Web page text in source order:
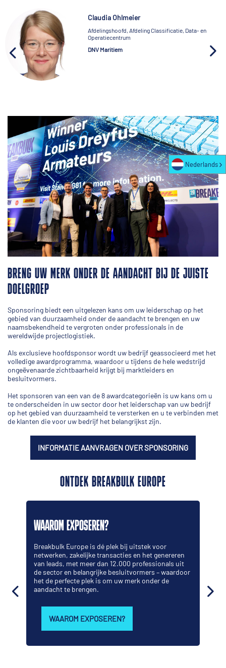
Claudia Ohlmeier
Afdelingshoofd, Afdeling Classificatie, Data- en
Operatiecentrum
DNV Maritiem
BRENG UW MERK ONDER DE AANDACHT BIJ DE JUISTE
DOELGROEP
Sponsoring biedt een uitgelezen kans om uw leiderschap op het
gebied van duurzaamheid onder de aandacht te brengen en uw
naamsbekendheid te vergroten onder professionals in de
wereldwijde projectlogistiek.
Als exclusieve hoofdsponsor wordt uw bedrijf geassocieerd met het
volledige awardprogramma, waardoor u tijdens de hele wedstrijd
ongeëvenaarde zichtbaarheid krijgt bij marktleiders en
besluitvormers.
Het sponsoren van een van de 8 awardcategorieën is uw kans om u
te onderscheiden in uw sector door het leiderschap van uw bedrijf
op het gebied van duurzaamheid te versterken en u te verbinden met
de klanten die voor uw bedrijf het belangrijkst zijn.
INFORMATIE AANVRAGEN OVER SPONSORING
ONTDEK BREAKBULK EUROPE
WAAROM EXPOSEREN?
Breakbulk Europe is dé plek bij uitstek voor
netwerken, zakelijke transacties en het genereren
van leads, met meer dan 12.000 professionals uit
de sector en belangrijke besluitvormers – waardoor
het de perfecte plek is om uw merk onder de
aandacht te brengen.
WAAROM EXPOSEREN?
Nederlands